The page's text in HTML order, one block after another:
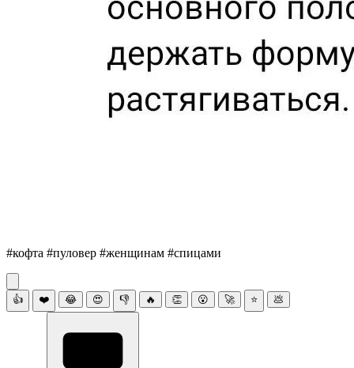
#кофта #пуловер #женщинам #спицами
👍 ❤️ 😂 😍 👎 🔥 👏 😮 🚀 ⭐ 💩